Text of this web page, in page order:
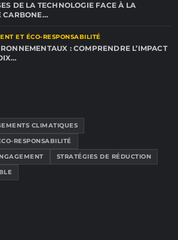
DE LA TECHNOLOGIE FACE À LA
CARBONE…
ET ÉCO-RESPONSABILITÉ
: COMPRENDRE L’IMPACT
CLIMATIQUES
RESPONSABILITÉ
STRATÉGIES DE RÉDUCTION